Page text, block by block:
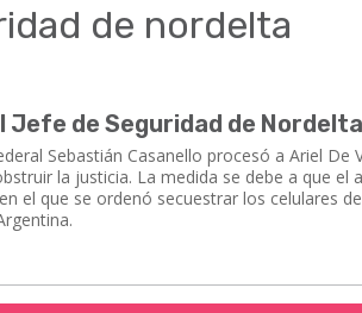
de nordelta
Jefe de Seguridad de
Sebastián Casanello procesó a Ariel
la justicia. La medida se debe a que
el que se ordenó secuestrar los celulares